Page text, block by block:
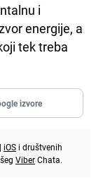
i
energije, a
tek treba
izvore
| iOS i društvenih
ViberChata.